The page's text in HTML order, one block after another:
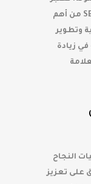
أدوات مثل Google Analytics وSEMrush من أهم
وتطوير
زيادة
النجاح
على تعزيز